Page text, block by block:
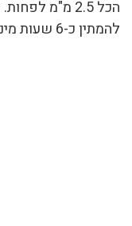
הכל 2.5 מ"מ
להמתין כ-6 שעות מינימום בין שכבה לשכבה.